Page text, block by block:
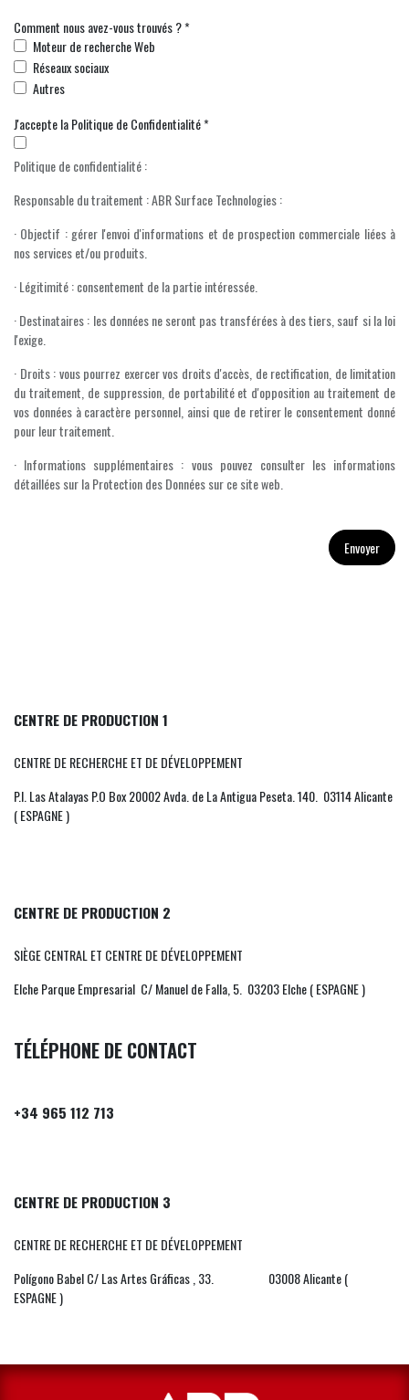
Comment nous avez-vous trouvés ? *
Moteur de recherche Web
Réseaux sociaux
Autres
J'accepte la Politique de Confidentialité *
Politique de confidentialité :
Responsable du traitement : ABR Surface Technologies :
· Objectif : gérer l'envoi d'informations et de prospection commerciale liées à
nos services et/ou produits.
· Légitimité : consentement de la partie intéressée.
· Destinataires : les données ne seront pas transférées à des tiers, sauf si la loi
l'exige.
· Droits : vous pourrez exercer vos droits d'accès, de rectification, de limitation
du traitement, de suppression, de portabilité et d'opposition au traitement de
vos données à caractère personnel, ainsi que de retirer le consentement donné
pour leur traitement.
· Informations supplémentaires : vous pouvez consulter les informations
détaillées sur la Protection des Données sur ce site web.
Envoyer
CENTRE DE PRODUCTION 1
CENTRE DE RECHERCHE ET DE DÉVELOPPEMENT
P.I. Las Atalayas P.O Box 20002 Avda. de La Antigua Peseta. 140. 03114 Alicante
( ESPAGNE )
CENTRE DE PRODUCTION 2
SIÈGE CENTRAL ET CENTRE DE DÉVELOPPEMENT
Elche Parque Empresarial C/ Manuel de Falla, 5. 03203 Elche ( ESPAGNE )
TÉLÉPHONE DE CONTACT
+34 965 112 713
CENTRE DE PRODUCTION 3
CENTRE DE RECHERCHE ET DE DÉVELOPPEMENT
Polígono Babel C/ Las Artes Gráficas , 33. 03008 Alicante (
ESPAGNE )